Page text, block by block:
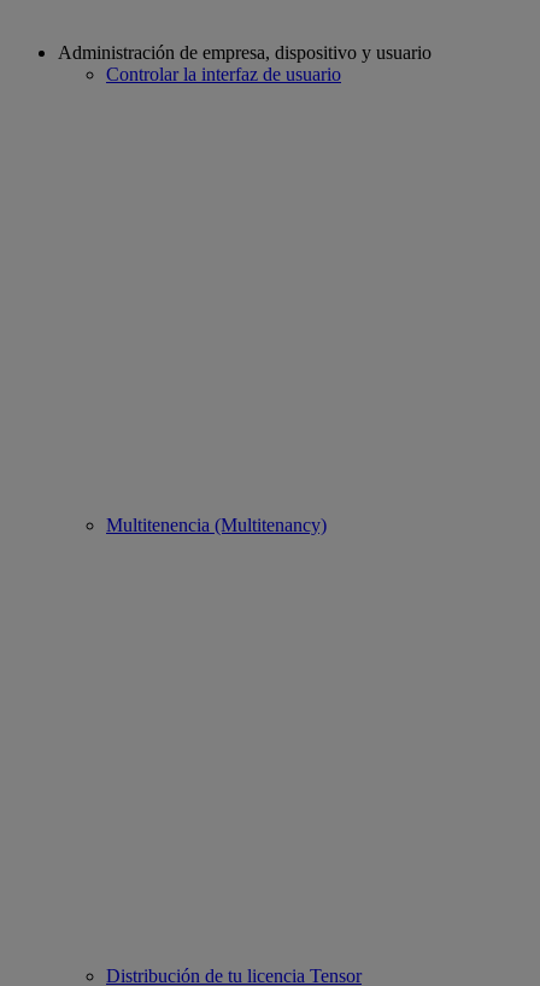
Administración de empresa, dispositivo y usuario
Controlar la interfaz de usuario
Multitenencia (Multitenancy)
Distribución de tu licencia Tensor